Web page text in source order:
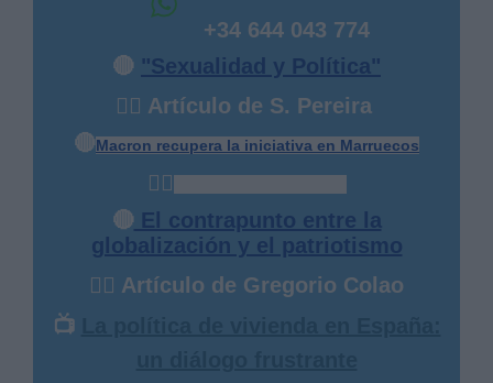
+34 644 043 774
🔴 "Sexualidad y Política"
✍🏻 Artículo de S. Pereira
🔴Macron recupera la iniciativa en Marruecos
✍🏻
🔴 El contrapunto entre la
globalización y el patriotismo
✍🏻 Artículo de Gregorio Colao
📺